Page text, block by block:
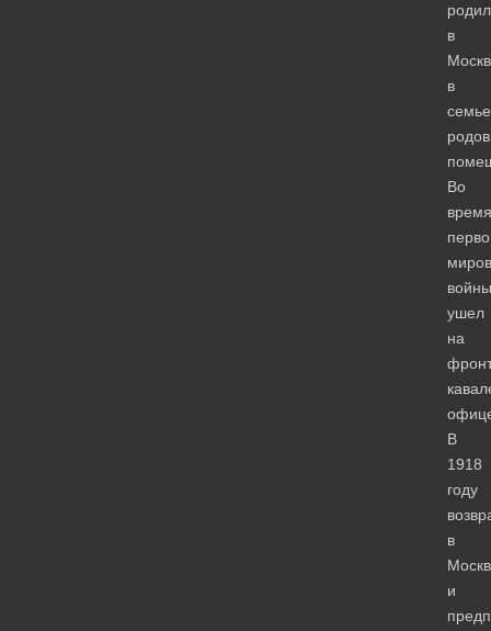
в
в
семье
Во
время
войны
ушел
на
В
1918
году
в
и